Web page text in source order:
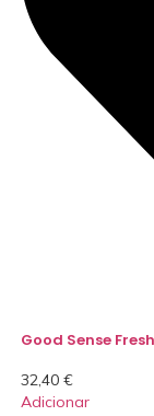
Good Sense
32,40 €
Adicionar